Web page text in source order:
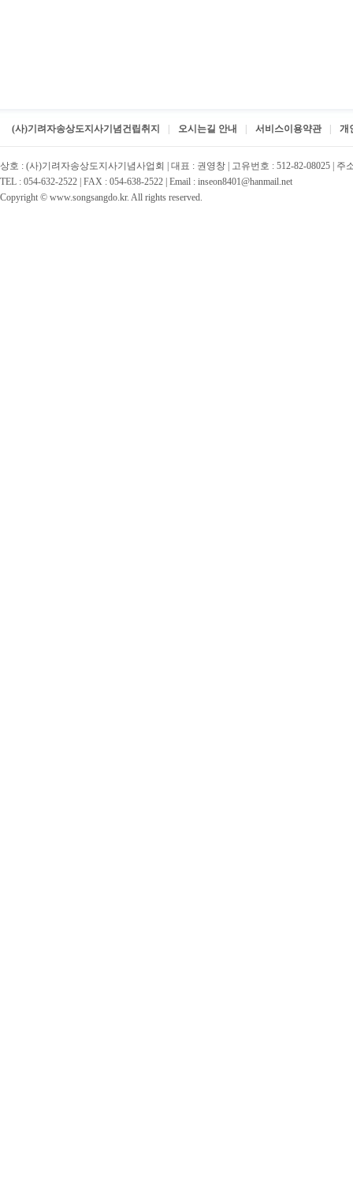
(사)기려자송상도지사기념건립취지 오시는길 안내 서비스이용약관 개
상호 : (사)기려자송상도지사기념사업회 | 대표 : 권영창 | 고유번호 : 512-82-08025 |
TEL : 054-632-2522 | FAX : 054-638-2522 | Email : inseon8401@hanmail.net
Copyright © www.songsangdo.kr. All rights reserved.